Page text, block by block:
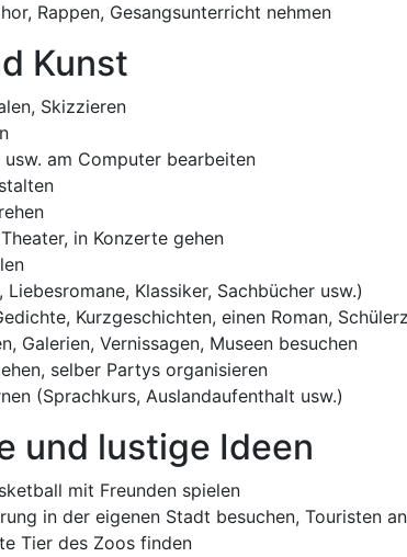
Rappen, Gesangsunterricht nehmen
Kunst
Skizzieren
usw. am Computer bearbeiten
in Konzerte gehen
Liebesromane, Klassiker, Sachbücher usw.)
Kurzgeschichten, einen Roman,
Galerien, Vernissagen, Museen besuchen
selber Partys organisieren
(Sprachkurs, Auslandaufenthalt usw.)
und lustige Ideen
mit Freunden spielen
in der eigenen Stadt besuchen, Touristen
Tier des Zoos finden